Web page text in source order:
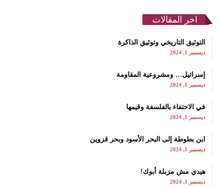
اخر المقالات
التوثيق التاريخي وتوثيق الذاكرة
ديسمبر 1, 2024
إسرائيل… ومشروعية المقاومة
ديسمبر 1, 2024
في الاحتفاء بالفلسفة وقيمها
ديسمبر 1, 2024
ابن بطوطة إلى البحر الأسود وبحر قزوين
ديسمبر 1, 2024
هيدي مش مزبلة أبوك!
ديسمبر 1, 2024